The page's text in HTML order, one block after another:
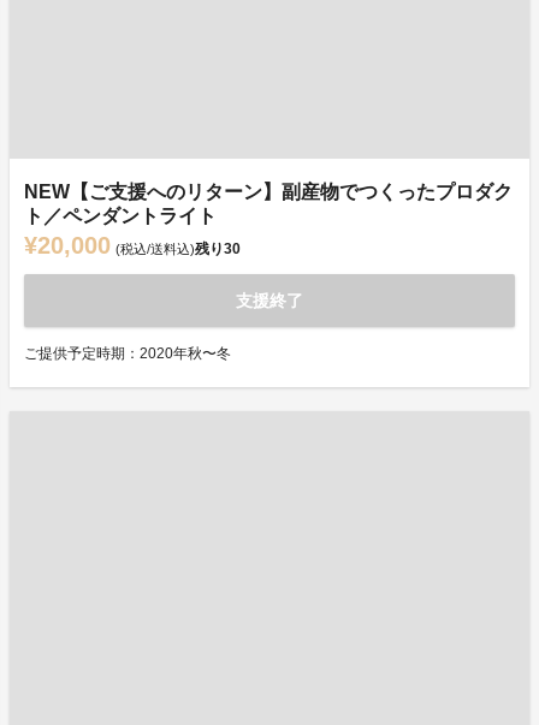
NEW【ご支援へのリターン】副産物でつくったプロダク
ト／ペンダントライト
¥20,000 (税込/送料込)残り30
支援終了
ご提供予定時期：2020年秋〜冬